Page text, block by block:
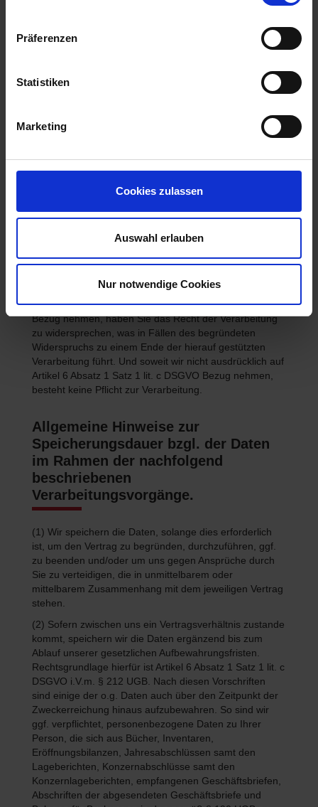
Präferenzen
Statistiken
Marketing
Cookies zulassen
Auswahl erlauben
Nur notwendige Cookies